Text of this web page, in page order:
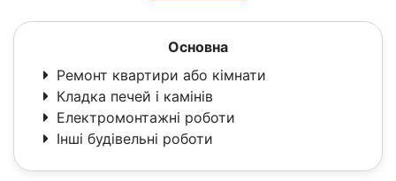
Основна
Ремонт квартири або кімнати
Кладка печей і камінів
Електромонтажні роботи
Інші будівельні роботи